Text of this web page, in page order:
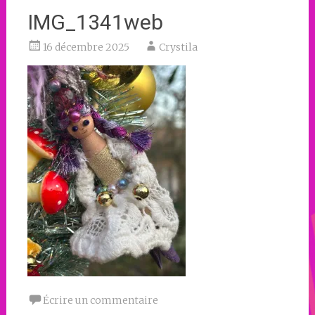
IMG_1341web
16 décembre 2025 Crystila
Écrire un commentaire